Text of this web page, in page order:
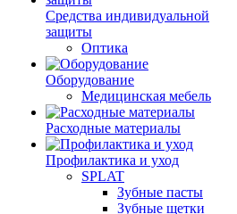
Средства индивидуальной
защиты
Оптика
Оборудование
Медицинская мебель
Расходные материалы
Профилактика и уход
SPLAT
Зубные пасты
Зубные щетки